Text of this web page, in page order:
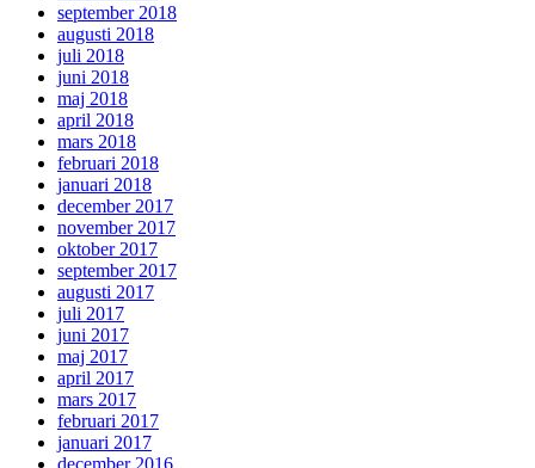
september 2018
augusti 2018
juli 2018
juni 2018
maj 2018
april 2018
mars 2018
februari 2018
januari 2018
december 2017
november 2017
oktober 2017
september 2017
augusti 2017
juli 2017
juni 2017
maj 2017
april 2017
mars 2017
februari 2017
januari 2017
december 2016